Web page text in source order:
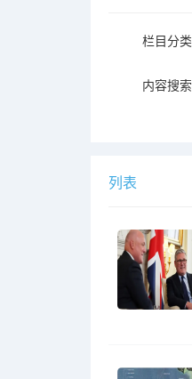
栏目分类
内容搜索
列表